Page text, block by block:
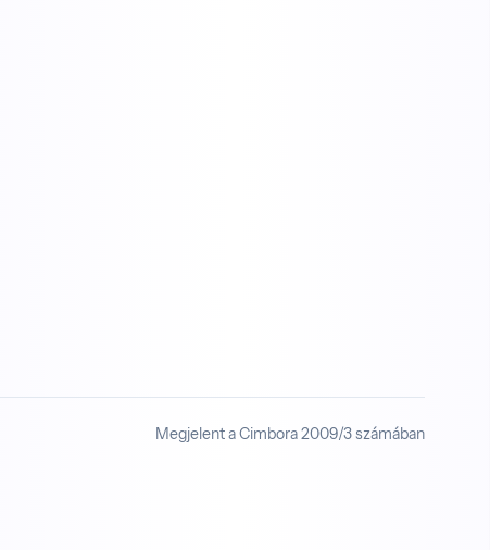
Megjelent a Cimbora 2009/3 számában